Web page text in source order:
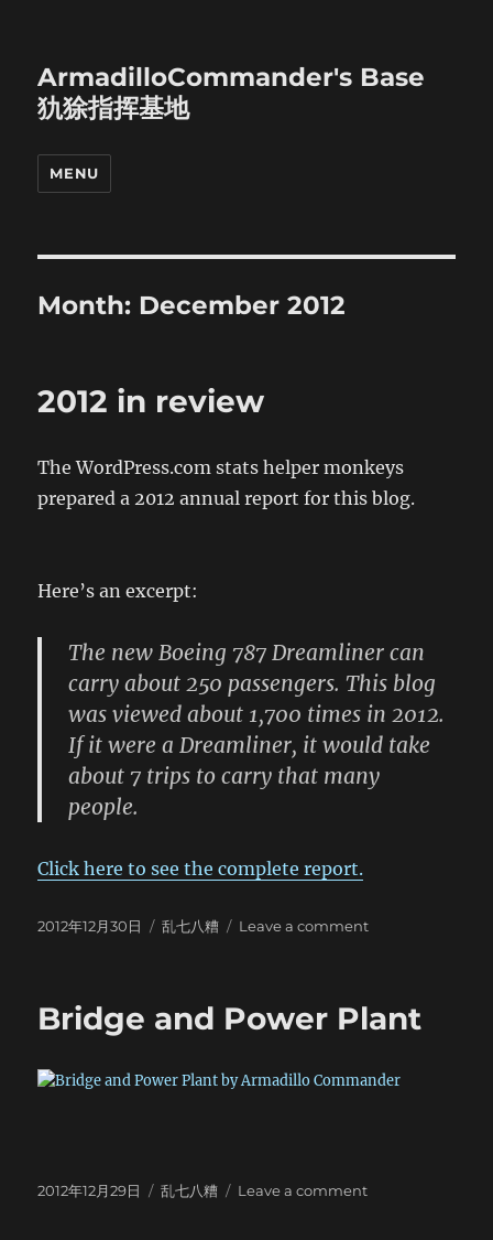
ArmadilloCommander's Base
犰狳指挥基地
MENU
Month: December 2012
2012 in review
The WordPress.com stats helper monkeys
prepared a 2012 annual report for this blog.
Here’s an excerpt:
The new Boeing 787 Dreamliner can
carry about 250 passengers. This blog
was viewed about 1,700 times in 2012.
If it were a Dreamliner, it would take
about 7 trips to carry that many
people.
Click here to see the complete report.
Posted
2012年12月30日 Categories
乱七八糟 Leave a commenton
Bridge and Power Plant
Posted
2012年12月29日 Categories
乱七八糟 Leave a commenton